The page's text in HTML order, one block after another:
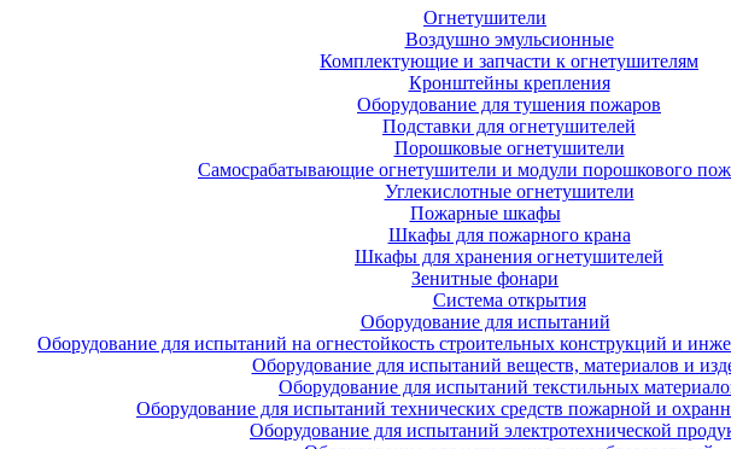
Огнетушители
Воздушно эмульсионные
Комплектующие и запчасти к огнетушителям
Кронштейны крепления
Оборудование для тушения пожаров
Подставки для огнетушителей
Порошковые огнетушители
Самосрабатывающие огнетушители и модули порошкового
Углекислотные огнетушители
Пожарные шкафы
Шкафы для пожарного крана
Шкафы для хранения огнетушителей
Зенитные фонари
Система открытия
Оборудование для испытаний
Оборудование для испытаний на огнестойкость строительных конструкций и
Оборудование для испытаний веществ, материалов и
Оборудование для испытаний текстильных
Оборудование для испытаний технических средств пожарной и
Оборудование для испытаний электротехнической